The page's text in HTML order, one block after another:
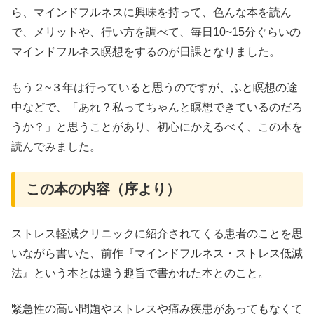
ら、マインドフルネスに興味を持って、色んな本を読ん
で、メリットや、行い方を調べて、毎日10~15分ぐらいの
マインドフルネス瞑想をするのが日課となりました。
もう２~３年は行っていると思うのですが、ふと瞑想の途
中などで、「あれ？私ってちゃんと瞑想できているのだろ
うか？」と思うことがあり、初心にかえるべく、この本を
読んでみました。
この本の内容（序より）
ストレス軽減クリニックに紹介されてくる患者のことを思
いながら書いた、前作『マインドフルネス・ストレス低減
法』という本とは違う趣旨で書かれた本とのこと。
緊急性の高い問題やストレスや痛み疾患があってもなくて